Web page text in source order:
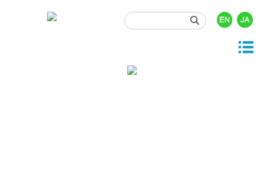

关于我们
产品与服务
新闻资讯
投资者关系
人力资源